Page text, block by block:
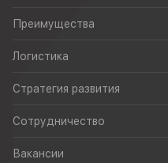
Преимущества
Логистика
Стратегия развития
Сотрудничество
Вакансии